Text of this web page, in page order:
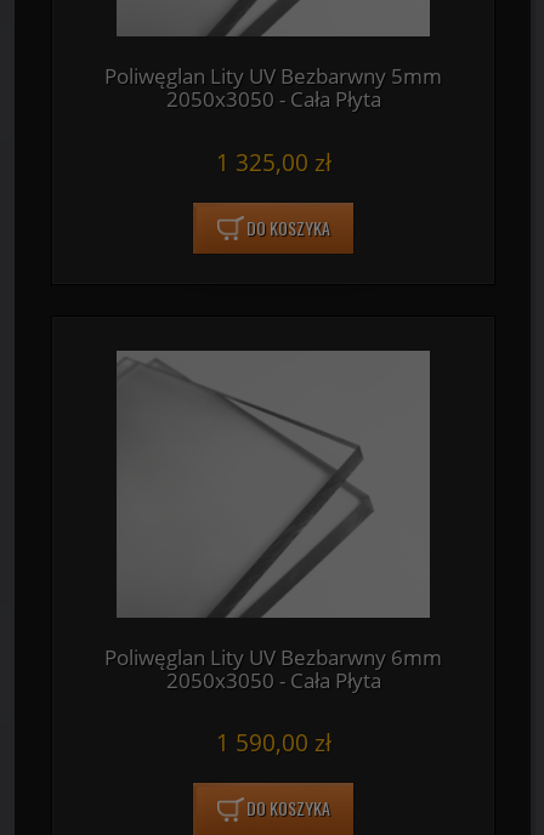
Poliwęglan Lity UV Bezbarwny 5mm
2050x3050 - Cała Płyta
1 325,00 zł
DO KOSZYKA
Poliwęglan Lity UV Bezbarwny 6mm
2050x3050 - Cała Płyta
1 590,00 zł
DO KOSZYKA